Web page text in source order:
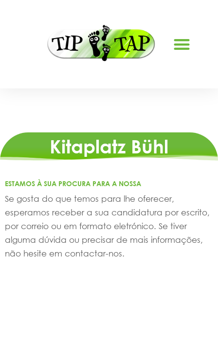
Kitaplatz Bühl
ESTAMOS À SUA PROCURA PARA A NOSSA
Se gosta do que temos para lhe oferecer,
esperamos receber a sua candidatura por escrito,
por correio ou em formato eletrónico. Se tiver
alguma dúvida ou precisar de mais informações,
não hesite em contactar-nos.